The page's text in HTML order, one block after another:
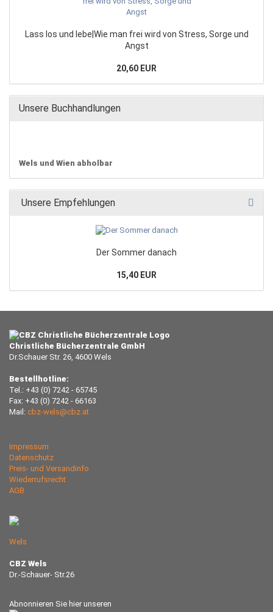
Lass los und lebe|Wie man frei wird von Stress, Sorge und
Angst
20,60 EUR
Unsere Buchhandlungen
Wels und Wien abholbar
Unsere Empfehlungen
Der Sommer danach
15,40 EUR
Christliche Bücherzentrale GmbH
Dr.Schauer Str. 26, 4600 Wels
Bestellhotline:
Tel.: +43 (0) 7242 - 65745
Fax: +43 (0) 7242 - 66163
Mail: cbz-wels@cbz.at
Impressum
Datenschutz
Preis- und Versandinfo
Wiederrufsrecht
AGB
Wels
CBZ Wels
Dr.-Schauer- Str.26
Abnonnieren Sie hier unseren